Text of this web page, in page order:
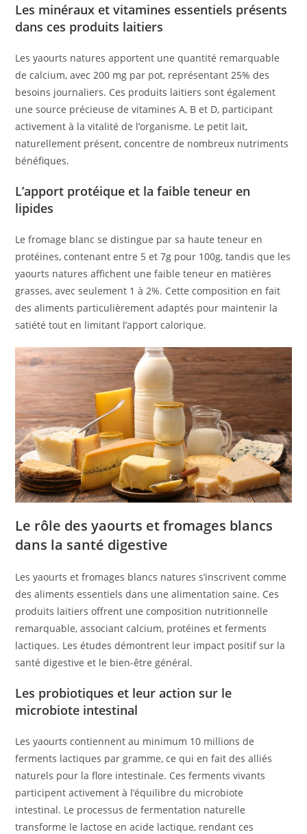
Les minéraux et vitamines essentiels présents
dans ces produits laitiers
Les yaourts natures apportent une quantité remarquable
de calcium, avec 200 mg par pot, représentant 25% des
besoins journaliers. Ces produits laitiers sont également
une source précieuse de vitamines A, B et D, participant
activement à la vitalité de l’organisme. Le petit lait,
naturellement présent, concentre de nombreux nutriments
bénéfiques.
L’apport protéique et la faible teneur en
lipides
Le fromage blanc se distingue par sa haute teneur en
protéines, contenant entre 5 et 7g pour 100g, tandis que les
yaourts natures affichent une faible teneur en matières
grasses, avec seulement 1 à 2%. Cette composition en fait
des aliments particulièrement adaptés pour maintenir la
satiété tout en limitant l’apport calorique.
Le rôle des yaourts et fromages blancs
dans la santé digestive
Les yaourts et fromages blancs natures s’inscrivent comme
des aliments essentiels dans une alimentation saine. Ces
produits laitiers offrent une composition nutritionnelle
remarquable, associant calcium, protéines et ferments
lactiques. Les études démontrent leur impact positif sur la
santé digestive et le bien-être général.
Les probiotiques et leur action sur le
microbiote intestinal
Les yaourts contiennent au minimum 10 millions de
ferments lactiques par gramme, ce qui en fait des alliés
naturels pour la flore intestinale. Ces ferments vivants
participent activement à l’équilibre du microbiote
intestinal. Le processus de fermentation naturelle
transforme le lactose en acide lactique, rendant ces